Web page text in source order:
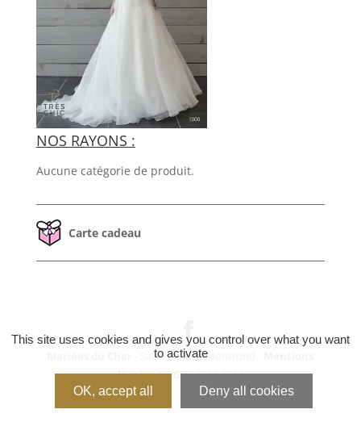
NOS RAYONS :
Aucune catégorie de produit.
Carte cadeau
- Saint-Amand-Montrond -
légales & CGV- 2017-2024
This site uses cookies and gives you control over what you want
to activate
OK, accept all Deny all cookies